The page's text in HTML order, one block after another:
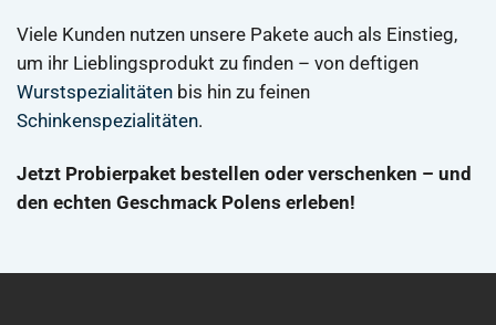
Viele Kunden nutzen unsere Pakete auch als Einstieg,
um ihr Lieblingsprodukt zu finden – von deftigen
Wurstspezialitäten bis hin zu feinen
Schinkenspezialitäten.
Jetzt Probierpaket bestellen oder verschenken – und
den echten Geschmack Polens erleben!